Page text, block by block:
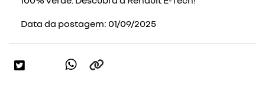
Data da postagem: 01/09/2025